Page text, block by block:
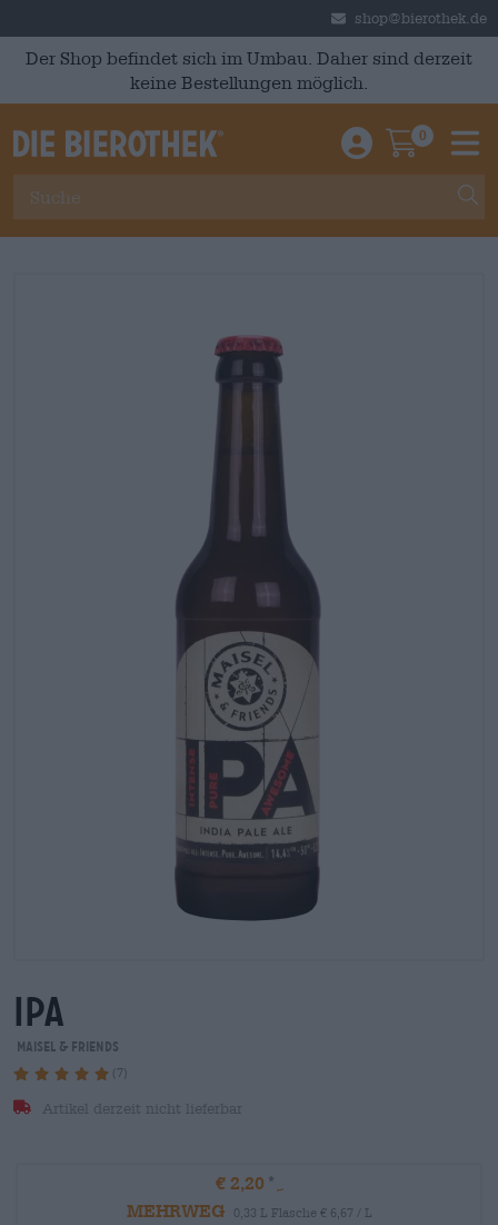
shop@bierothek.de
Der Shop befindet sich im Umbau. Daher sind derzeit
keine Bestellungen möglich.
Einloggen /
0
ipa
Maisel & Friends
(7)
Artikel derzeit nicht lieferbar
€ 2,20
MEHRWEG
0,33 L Flasche € 6,67 / L